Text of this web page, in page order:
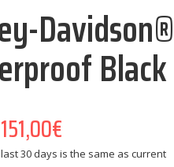
Alkuperäinen hinta oli:
151,00€
30 days is the same as current